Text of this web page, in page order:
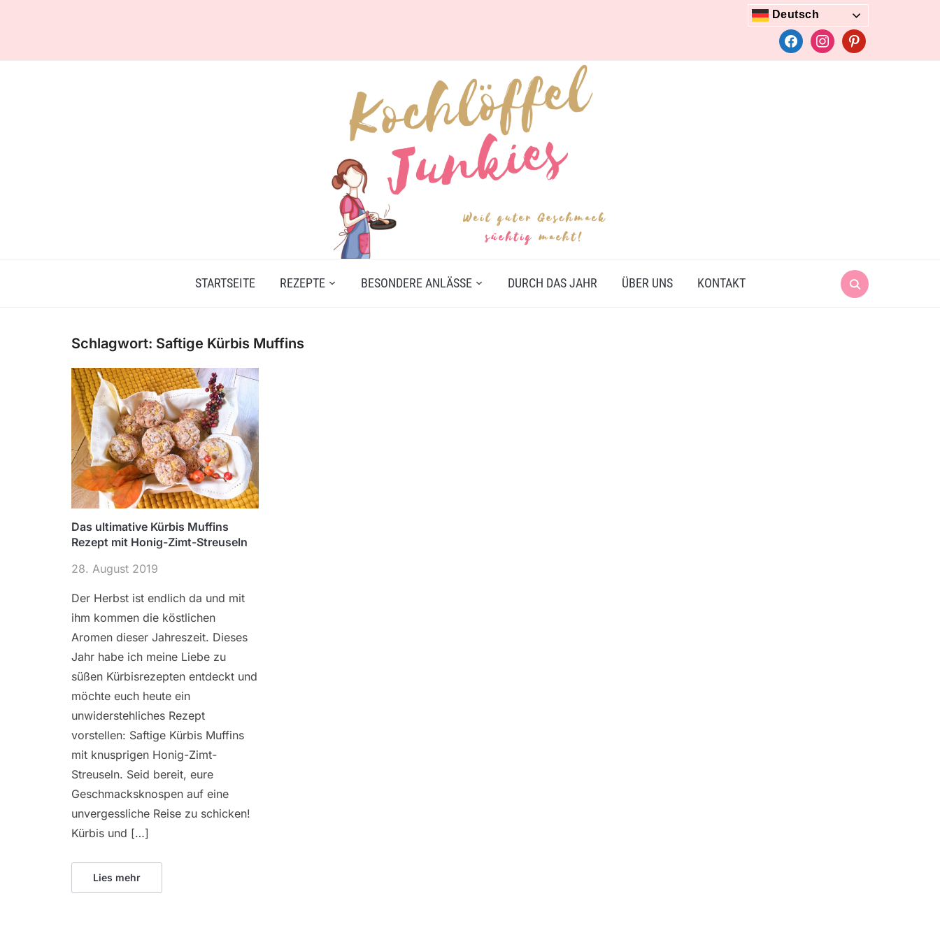
Deutsch
facebookinstagrampinterest
Search
for:
STARTSEITE REZEPTE BESONDERE ANLÄSSE DURCH DAS JAHR ÜBER UNS KONTAKT
Schlagwort: Saftige Kürbis Muffins
Das ultimative Kürbis Muffins
Rezept mit Honig-Zimt-Streuseln
28. August 2019
Der Herbst ist endlich da und mit
ihm kommen die köstlichen
Aromen dieser Jahreszeit. Dieses
Jahr habe ich meine Liebe zu
süßen Kürbisrezepten entdeckt und
möchte euch heute ein
unwiderstehliches Rezept
vorstellen: Saftige Kürbis Muffins
mit knusprigen Honig-Zimt-
Streuseln. Seid bereit, eure
Geschmacksknospen auf eine
unvergessliche Reise zu schicken!
Kürbis und […]
Lies mehr